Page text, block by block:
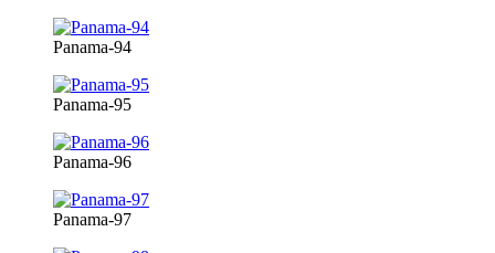
Panama-94
Panama-95
Panama-96
Panama-97